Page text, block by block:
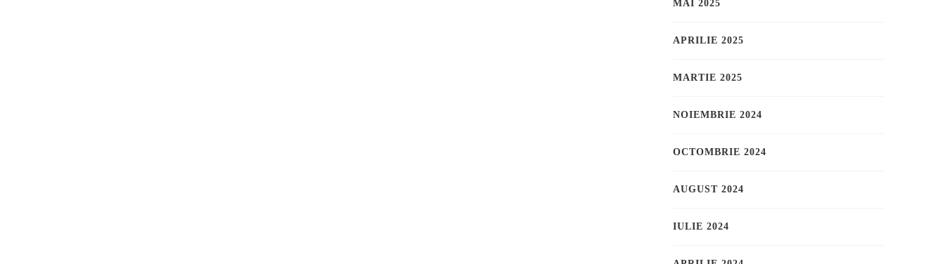
MAI 2025
APRILIE 2025
MARTIE 2025
NOIEMBRIE 2024
OCTOMBRIE 2024
AUGUST 2024
IULIE 2024